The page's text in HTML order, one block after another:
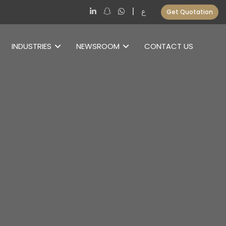
ع Get Quotation
INDUSTRIES NEWSROOM CONTACT US